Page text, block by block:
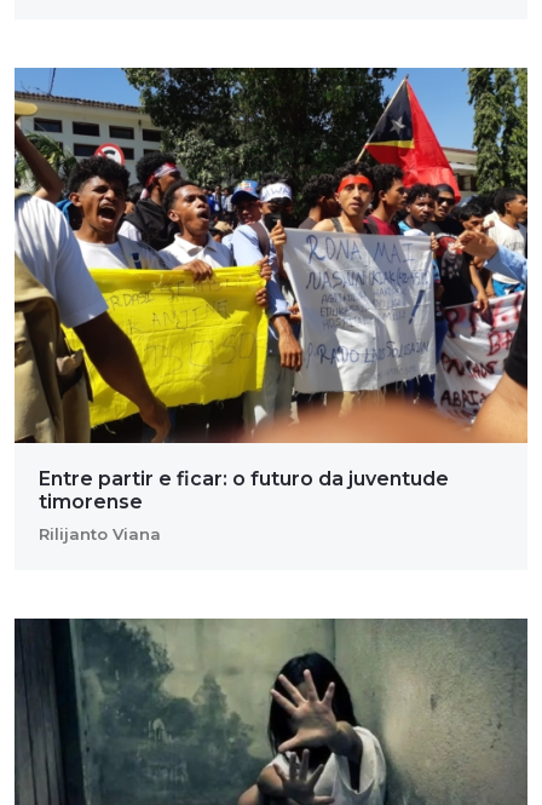
Entre partir e ficar: o futuro da juventude
timorense
Rilijanto Viana